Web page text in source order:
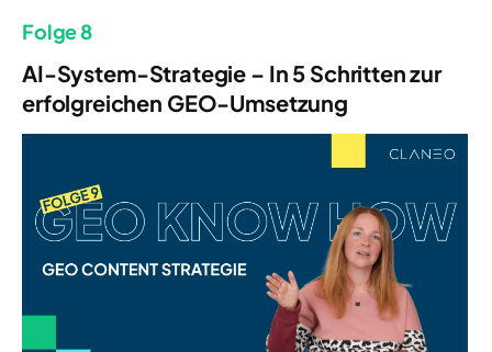
Folge 8
AI-System-Strategie – In 5 Schritten zur
erfolgreichen GEO-Umsetzung